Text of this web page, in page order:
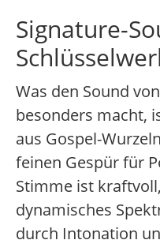
Signature-
Was den Sound
besonders macht,
aus Gospel-
feinen Gespür für
Stimme ist
dynamisches
durch Intonation